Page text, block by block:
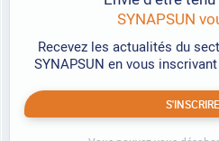
SYNAPSUN
Recevez les actualités du
SYNAPSUN en vous
S'INSCRIRE